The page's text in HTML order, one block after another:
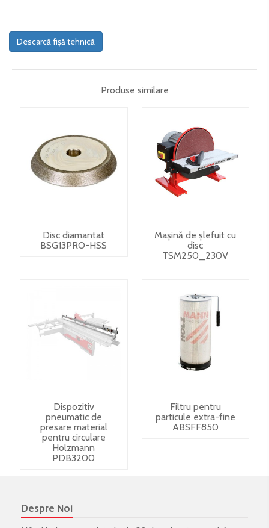
Descarcă fișă tehnică
Produse similare
Disc diamantat
BSG13PRO-HSS
Mașină de șlefuit cu
disc
TSM250_230V
Dispozitiv
pneumatic de
presare material
pentru circulare
Holzmann
PDB3200
Filtru pentru
particule extra-fine
ABSFF850
Despre Noi